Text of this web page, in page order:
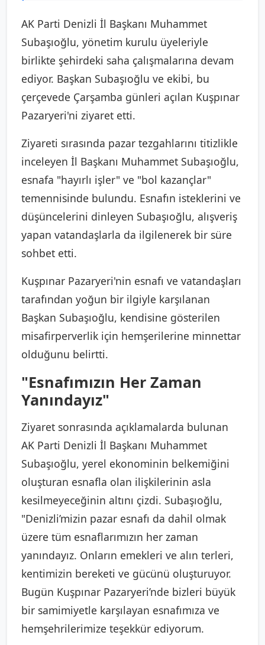
AK Parti Denizli İl Başkanı Muhammet
Subaşıoğlu, yönetim kurulu üyeleriyle
birlikte şehirdeki saha çalışmalarına devam
ediyor. Başkan Subaşıoğlu ve ekibi, bu
çerçevede Çarşamba günleri açılan Kuşpınar
Pazaryeri'ni ziyaret etti.
Ziyareti sırasında pazar tezgahlarını titizlikle
inceleyen İl Başkanı Muhammet Subaşıoğlu,
esnafa "hayırlı işler" ve "bol kazançlar"
temennisinde bulundu. Esnafın isteklerini ve
düşüncelerini dinleyen Subaşıoğlu, alışveriş
yapan vatandaşlarla da ilgilenerek bir süre
sohbet etti.
Kuşpınar Pazaryeri'nin esnafı ve vatandaşları
tarafından yoğun bir ilgiyle karşılanan
Başkan Subaşıoğlu, kendisine gösterilen
misafirperverlik için hemşerilerine minnettar
olduğunu belirtti.
"Esnafımızın Her Zaman
Yanındayız"
Ziyaret sonrasında açıklamalarda bulunan
AK Parti Denizli İl Başkanı Muhammet
Subaşıoğlu, yerel ekonominin belkemiğini
oluşturan esnafla olan ilişkilerinin asla
kesilmeyeceğinin altını çizdi. Subaşıoğlu,
"Denizli’mizin pazar esnafı da dahil olmak
üzere tüm esnaflarımızın her zaman
yanındayız. Onların emekleri ve alın terleri,
kentimizin bereketi ve gücünü oluşturuyor.
Bugün Kuşpınar Pazaryeri’nde bizleri büyük
bir samimiyetle karşılayan esnafımıza ve
hemşehrilerimize teşekkür ediyorum.